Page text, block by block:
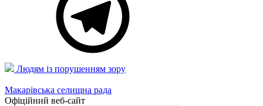
Людям із порушенням зору
Макарівська селищна рада
Офіційний веб-сайт